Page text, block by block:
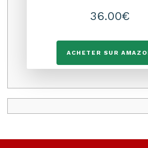
36.00€
ACHETER SUR